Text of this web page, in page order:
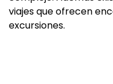
viajes que ofrecen
excursiones.